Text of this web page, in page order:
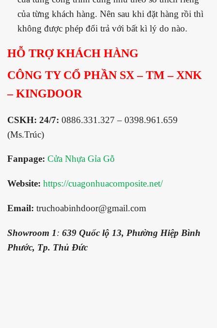
của từng khách hàng. Nên sau khi đặt hàng rồi thì
không được phép đổi trả với bất kì lý do nào.
HỖ TRỢ KHÁCH HÀNG
CÔNG TY CỔ PHẦN SX – TM – XNK
– KINGDOOR
CSKH: 24/7: 0886.331.327 – 0398.961.659
(Ms.Trúc)
Fanpage: Cửa Nhựa Gỉa Gỗ
Website: https://cuagonhuacomposite.net/
Email: truchoabinhdoor@gmail.com
Showroom 1: 639 Quốc lộ 13, Phường Hiệp Bình
Phước, Tp. Thủ Đức